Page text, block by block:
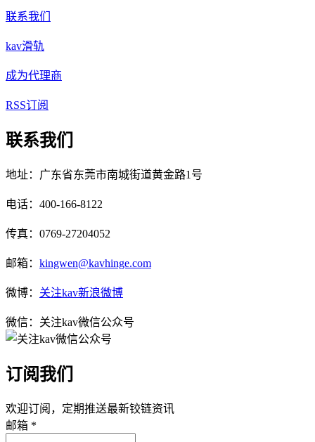
联系我们
kav滑轨
成为代理商
RSS订阅
联系我们
地址：广东省东莞市南城街道黄金路1号
电话：400-166-8122
传真：0769-27204052
邮箱： kingwen@kavhinge.com
微博： 关注kav新浪微博
微信：关注kav微信公众号
订阅我们
欢迎订阅，定期推送最新铰链资讯
邮箱 *